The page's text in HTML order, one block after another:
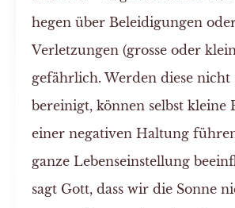
hegen über Beleidigungen
Verletzungen (grosse oder
gefährlich. Werden diese nicht
bereinigt, können selbst kleine
einer negativen Haltung
ganze Lebenseinstellung
sagt Gott, dass wir die Sonne